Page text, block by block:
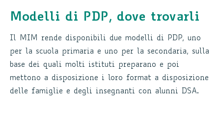
Modelli di PDP, dove trovarli
Il MIM rende disponibili due modelli di PDP, uno
per la scuola primaria e uno per la secondaria, sulla
base dei quali molti istituti preparano e poi
mettono a disposizione i loro format a disposizione
delle famiglie e degli insegnanti con alunni DSA.